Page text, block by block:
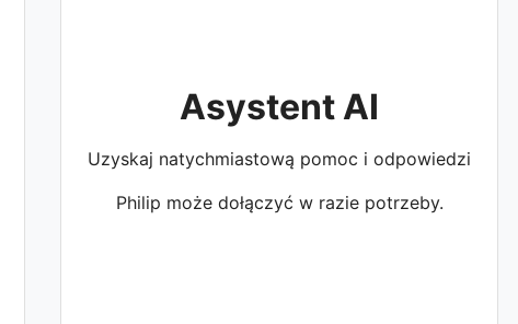
Asystent AI
Uzyskaj natychmiastową pomoc i odpowiedzi
Philip może dołączyć w razie potrzeby.